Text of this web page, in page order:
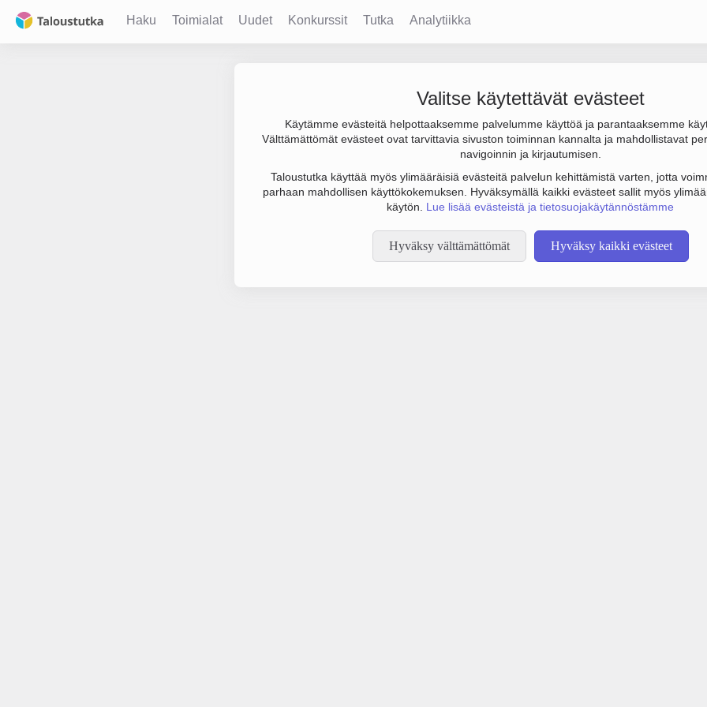
Haku Toimialat Uudet Konkurssit Tutka Analytiikka
Valitse käytettävät evästeet
Käytämme evästeitä helpottaaksemme palvelumme käyttöä ja parantaaksemme
Välttämättömät evästeet ovat tarvittavia sivuston toiminnan kannalta ja mahdollistavat
navigoinnin ja kirjautumisen.
Taloustutka käyttää myös ylimääräisiä evästeitä palvelun kehittämistä varten, jotta
parhaan mahdollisen käyttökokemuksen. Hyväksymällä kaikki evästeet sallit myös
käytön. Lue lisää evästeistä ja tietosuojakäytännöstämme
Hyväksy välttämättömät Hyväksy kaikki evästeet
Joudumme käyttämään botinestovarmennusta sivustollamme. Suoritathan alla